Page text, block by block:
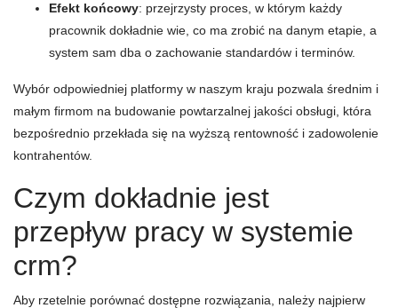
Efekt końcowy: przejrzysty proces, w którym każdy
pracownik dokładnie wie, co ma zrobić na danym etapie, a
system sam dba o zachowanie standardów i terminów.
Wybór odpowiedniej platformy w naszym kraju pozwala średnim i
małym firmom na budowanie powtarzalnej jakości obsługi, która
bezpośrednio przekłada się na wyższą rentowność i zadowolenie
kontrahentów.
Czym dokładnie jest
przepływ pracy w systemie
crm?
Aby rzetelnie porównać dostępne rozwiązania, należy najpierw